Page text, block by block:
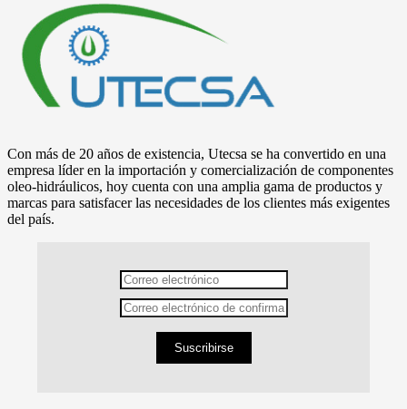
Con más de 20 años de existencia, Utecsa se ha convertido en una
empresa líder en la importación y comercialización de componentes
oleo-hidráulicos, hoy cuenta con una amplia gama de productos y
marcas para satisfacer las necesidades de los clientes más exigentes
del país.
Suscribirse